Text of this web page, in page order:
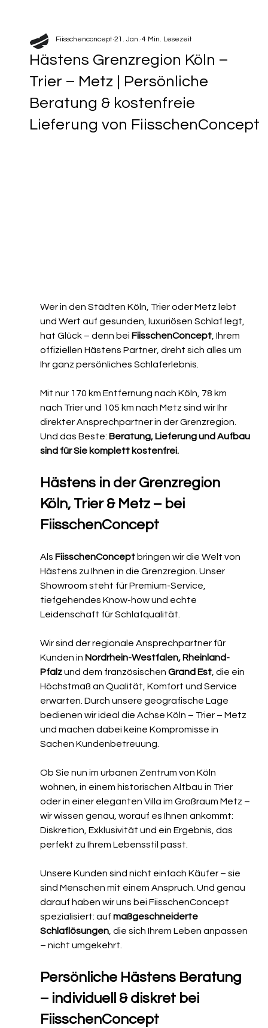
Hästens Grenzregion Köln –
Trier – Metz | Persönliche
Beratung & kostenfreie
Lieferung von FiisschenConcept
Fiisschenconcept 21. Jan. 4 Min. Lesezeit
Wer in den Städten Köln, Trier oder Metz lebt
und Wert auf gesunden, luxuriösen Schlaf legt,
hat Glück – denn bei FiisschenConcept, Ihrem
offiziellen Hästens Partner, dreht sich alles um
Ihr ganz persönliches Schlaferlebnis.
Mit nur 170 km Entfernung nach Köln, 78 km
nach Trier und 105 km nach Metz sind wir Ihr
direkter Ansprechpartner in der Grenzregion.
Und das Beste: Beratung, Lieferung und Aufbau
sind für Sie komplett kostenfrei.
Hästens in der Grenzregion
Köln, Trier & Metz – bei
FiisschenConcept
Als FiisschenConcept bringen wir die Welt von
Hästens zu Ihnen in die Grenzregion. Unser
Showroom steht für Premium-Service,
tiefgehendes Know-how und echte
Leidenschaft für Schlafqualität.
Wir sind der regionale Ansprechpartner für
Kunden in Nordrhein-Westfalen, Rheinland-
Pfalz und dem französischen Grand Est, die ein
Höchstmaß an Qualität, Komfort und Service
erwarten. Durch unsere geografische Lage
bedienen wir ideal die Achse Köln – Trier – Metz
und machen dabei keine Kompromisse in
Sachen Kundenbetreuung.
Ob Sie nun im urbanen Zentrum von Köln
wohnen, in einem historischen Altbau in Trier
oder in einer eleganten Villa im Großraum Metz –
wir wissen genau, worauf es Ihnen ankommt:
Diskretion, Exklusivität und ein Ergebnis, das
perfekt zu Ihrem Lebensstil passt.
Unsere Kunden sind nicht einfach Käufer – sie
sind Menschen mit einem Anspruch. Und genau
darauf haben wir uns bei FiisschenConcept
spezialisiert: auf maßgeschneiderte
Schlaflösungen, die sich Ihrem Leben anpassen
– nicht umgekehrt.
Persönliche Hästens Beratung
– individuell & diskret bei
FiisschenConcept